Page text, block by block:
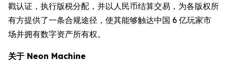
戳认证，执行版税分配，并以人民币结算交易，为各版权所
有方提供了一条合规途径，使其能够触达中国 6 亿玩家市
场并拥有数字资产所有权。
关于 Neon Machine